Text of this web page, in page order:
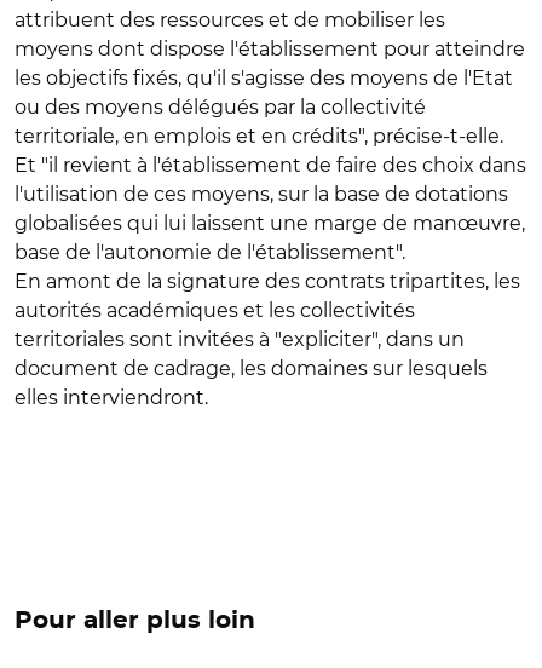
attribuent des ressources et de mobiliser les
moyens dont dispose l'établissement pour atteindre
les objectifs fixés, qu'il s'agisse des moyens de l'Etat
ou des moyens délégués par la collectivité
territoriale, en emplois et en crédits", précise-t-elle.
Et "il revient à l'établissement de faire des choix dans
l'utilisation de ces moyens, sur la base de dotations
globalisées qui lui laissent une marge de manœuvre,
base de l'autonomie de l'établissement".
En amont de la signature des contrats tripartites, les
autorités académiques et les collectivités
territoriales sont invitées à "expliciter", dans un
document de cadrage, les domaines sur lesquels
elles interviendront.
Pour aller plus loin